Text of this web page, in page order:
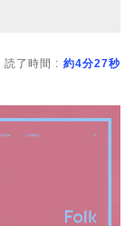
読了時間 : 約4分27秒